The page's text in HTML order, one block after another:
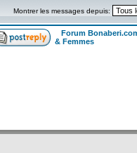
Montrer les messages depuis:
Forum
& Femmes